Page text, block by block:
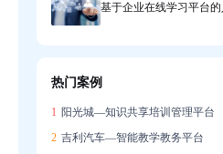
基于企业在线学习平台
热门案例
1 阳光城—知识共享培训管理平台
2 吉利汽车—智能教学教务平台